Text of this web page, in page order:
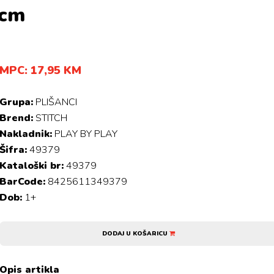
MPC: 17,95 KM
Grupa: PLIŠANCI
Brend:STITCH
Nakladnik: PLAY BY PLAY
Šifra:49379
Kataloški br:49379
BarCode: 8425611349379
Dob: 1+
DODAJ U KOŠARICU
Opis artikla